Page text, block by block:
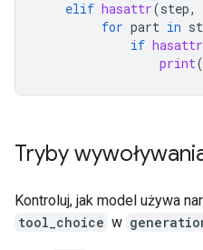
elif hasattr(step,
for part in
if hasattr
print(
Tryby
Kontroluj, jak model używa
tool_choice w